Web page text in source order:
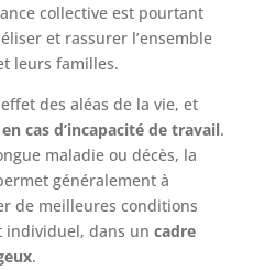
collective est pourtant
et rassurer l’ensemble
leurs familles.
des aléas de la vie, et
cas d’incapacité de travail.
maladie ou décès, la
généralement à
de meilleures conditions
individuel, dans un cadre
.